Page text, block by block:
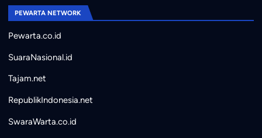
PEWARTA NETWORK
Pewarta.co.id
SuaraNasional.id
Tajam.net
RepublikIndonesia.net
SwaraWarta.co.id